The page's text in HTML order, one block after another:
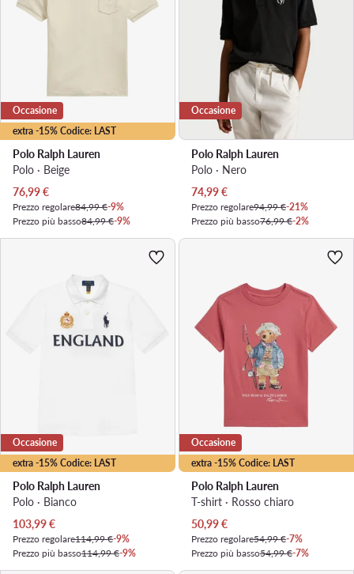
extra -15% Codice: LAST
Occasione
Polo Ralph Lauren
Polo · Beige
Prezzo attuale
76,99€
Prezzo regolare84,99 €-9%
Prezzo più basso84,99 €-9%
Occasione
Polo Ralph Lauren
Polo · Nero
Prezzo attuale
74,99€
Prezzo regolare94,99 €-21%
Prezzo più basso76,99 €-2%
extra -15% Codice: LAST
Occasione
Polo Ralph Lauren
Polo · Bianco
Prezzo attuale
103,99€
Prezzo regolare114,99 €-9%
Prezzo più basso114,99 €-9%
extra -15% Codice: LAST
Occasione
Polo Ralph Lauren
T-shirt · Rosso chiaro
Prezzo attuale
50,99€
Prezzo regolare54,99 €-7%
Prezzo più basso54,99 €-7%